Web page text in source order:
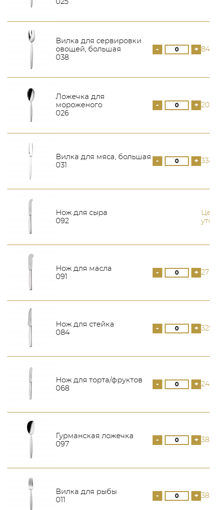
025
Вилка для сервировки
овощей, большая
038
- + 840
Ложечка для
мороженого
026
- + 206
Вилка для мяса, большая
031
- + 334
Нож для сыра
092
Нож для масла
091
- + 278
Нож для стейка
084
- + 325
Нож для торта/фруктов
068
- + 245
Гурманская ложечка
097
- + 388
Вилка для рыбы
011
- + 388